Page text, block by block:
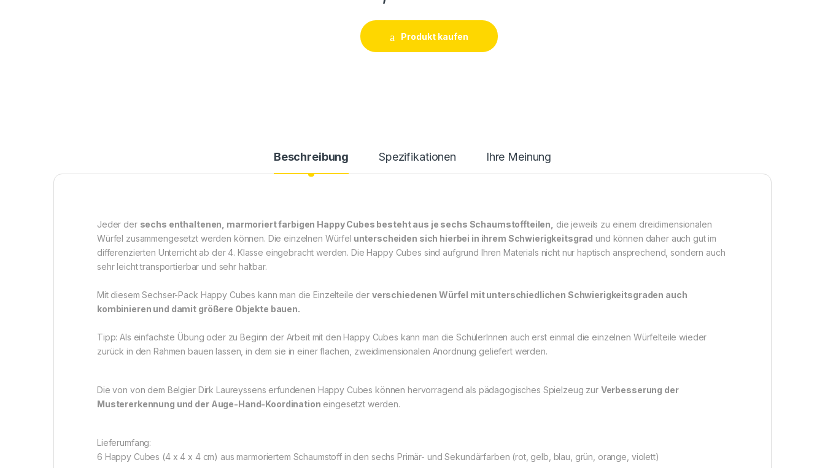
Produkt kaufen
Beschreibung Spezifikationen Ihre Meinung
Jeder der sechs enthaltenen, marmoriert farbigen Happy Cubes besteht aus je sechs Schaumstoffteilen,
die jeweils zu einem dreidimensionalen
Würfel zusammengesetzt werden können. Die einzelnen Würfel unterscheiden sich hierbei in ihrem Schwierigkeitsgrad und können daher auch gut im
differenzierten Unterricht ab der 4. Klasse eingebracht werden. Die Happy Cubes sind aufgrund Ihren Materials nicht nur haptisch ansprechend, sondern auch
sehr leicht transportierbar und sehr haltbar.
Mit diesem Sechser-Pack Happy Cubes kann man die Einzelteile der verschiedenen Würfel mit unterschiedlichen Schwierigkeitsgraden auch
kombinieren und damit größere Objekte bauen.
Tipp: Als einfachste Übung oder zu Beginn der Arbeit mit den Happy Cubes kann man die SchülerInnen auch erst einmal die einzelnen Würfelteile wieder
zurück in den Rahmen bauen lassen, in dem sie in einer flachen, zweidimensionalen Anordnung geliefert werden.
Die von von dem Belgier Dirk Laureyssens erfundenen Happy Cubes können hervorragend als pädagogisches Spielzeug zur Verbesserung der
Mustererkennung und der Auge-Hand-Koordination eingesetzt werden.
Lieferumfang:
6 Happy Cubes (4 x 4 x 4 cm) aus marmoriertem Schaumstoff in den sechs Primär- und Sekundärfarben (rot, gelb, blau, grün, orange, violett)